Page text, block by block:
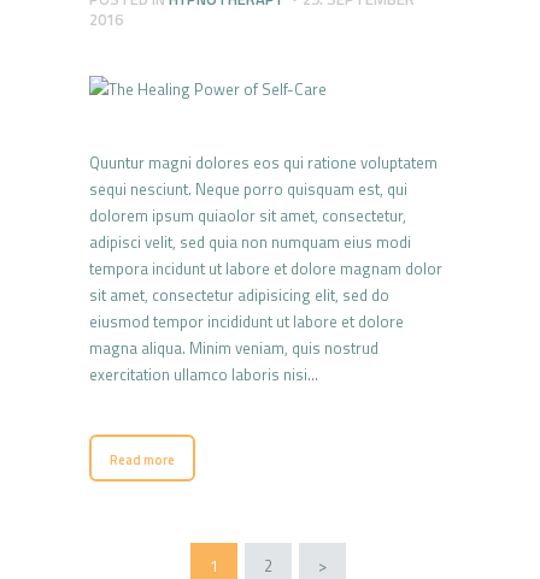
2016
Quuntur magni dolores eos qui ratione voluptatem
sequi nesciunt. Neque porro quisquam est, qui
dolorem ipsum quiaolor sit amet, consectetur,
adipisci velit, sed quia non numquam eius modi
tempora incidunt ut labore et dolore magnam dolor
sit amet, consectetur adipisicing elit, sed do
eiusmod tempor incididunt ut labore et dolore
magna aliqua. Minim veniam, quis nostrud
exercitation ullamco laboris nisi…
Read more
Seitennummerierung
PAGE
1 PAGE
2 >